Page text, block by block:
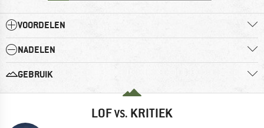
VOORDELEN
NADELEN
GEBRUIK
LOFVS. KRITIEK